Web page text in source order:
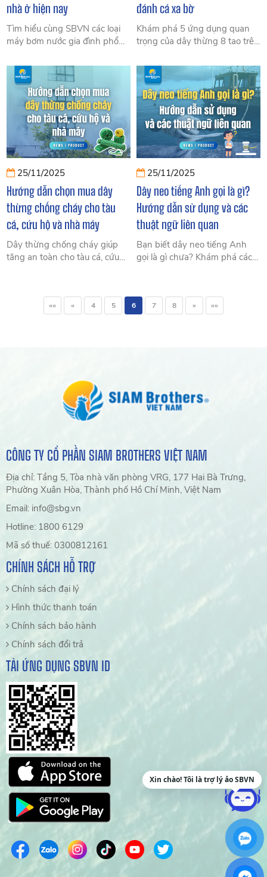
nhà ở hiện nay
Tìm hiểu cùng SBVN các loại
máy bơm nước gia đình phổ
và ứng dụng thực tế. Hướng
dẫn chọn máy bơm phù hợp
nhu cầu sinh hoạt.
đánh cá xa bờ
Khám phá 5 ứng dụng quan
trọng của dây thừng 8 tao trên
kéo lưới đến cố định hàng hóa
và lồng nuôi biển cùng Siam
Brothers VN
25/11/2025
Hướng dẫn chọn mua dây
thừng chống cháy cho tàu
cá, cứu hộ và nhà máy
Dây thừng chống cháy giúp
tăng an toàn cho tàu cá, cứu
theo nhiệt độ, tải trọng và môi
trường làm việc.
25/11/2025
Dây neo tiếng Anh gọi là gì?
Hướng dẫn sử dụng và các
thuật ngữ liên quan
Bạn biết dây neo tiếng Anh
gọi là gì chưa? Khám phá cách
chọn dây phù hợp trong
ngành hàng hải.
«« « 4 5 6 7 8 » »»
CÔNG TY CỔ PHẦN SIAM BROTHERS VIỆT NAM
Địa chỉ: Tầng 5, Tòa nhà văn phòng VRG, 177 Hai Bà Trưng,
Phường Xuân Hòa, Thành phố Hồ Chí Minh, Việt Nam
Email: info@sbg.vn
Hotline: 1800 6129
Mã số thuế: 0300812161
CHÍNH SÁCH HỖ TRỢ
Chính sách đại lý
Hình thức thanh toán
Chính sách bảo hành
Chính sách đổi trả
TẢI ỨNG DỤNG SBVN ID
Xin chào! Tôi là trợ lý ảo SBVN